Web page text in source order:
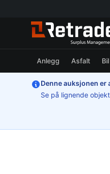
Anlegg Asfalt Bil
Denne auksjonen er
Se på lignende